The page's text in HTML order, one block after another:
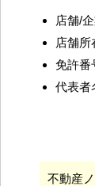
店舗/
店舗所
免許番
代表者
不動産